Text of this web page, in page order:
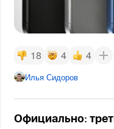
18 4 4
Илья Сидоров
Официально: